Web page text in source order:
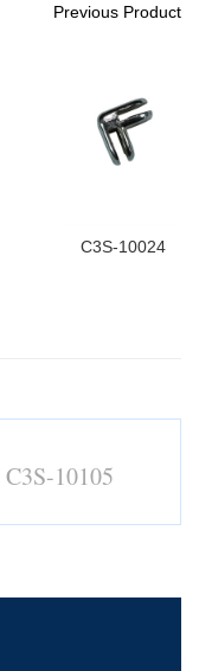
Previous Product
C3S-10024
C3S-10105